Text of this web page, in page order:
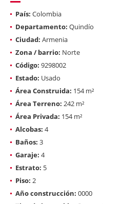
País: Colombia
Departamento: Quindío
Ciudad: Armenia
Zona / barrio: Norte
Código: 9298002
Estado: Usado
Área Construida: 154 m²
Área Terreno: 242 m²
Área Privada: 154 m²
Alcobas: 4
Baños: 3
Garaje: 4
Estrato: 5
Piso: 2
Año construcción: 0000